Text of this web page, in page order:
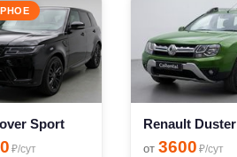
Sport
₽/сут
Renault Duster
от 3600 ₽/сут